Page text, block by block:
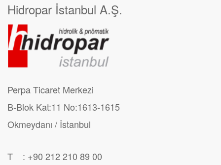
Hidropar İstanbul A.Ş.
Perpa Ticaret Merkezi
B-Blok Kat:11 No:1613-1615
Okmeydanı / İstanbul
T : +90 212 210 89 00